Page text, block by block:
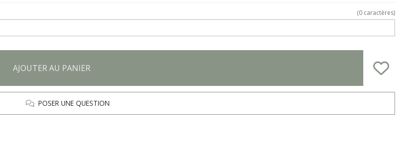
(0 caractères)
AJOUTER AU PANIER
POSER UNE QUESTION